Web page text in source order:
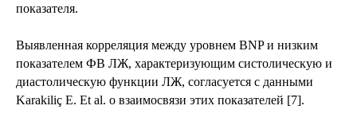
показателя.
Выявленная корреляция между уровнем BNP и низким
показателем ФВ ЛЖ, характеризующим систолическую и
диастолическую функции ЛЖ, согласуется с данными
Karakiliç E. Et al. о взаимосвязи этих показателей [7].